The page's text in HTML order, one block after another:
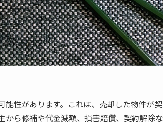
性があります。これは、売却した物件が契
ら修補や代金減額、損害賠償、契約解除な